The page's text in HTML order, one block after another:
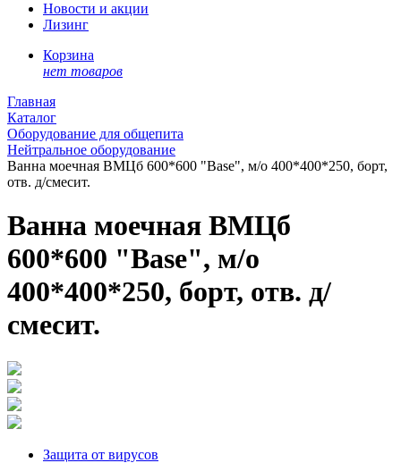
Новости и акции
Лизинг
Корзина
нет товаров
Главная
Каталог
Оборудование для общепита
Нейтральное оборудование
Ванна моечная ВМЦб 600*600 "Base", м/о 400*400*250, борт,
отв. д/смесит.
Ванна моечная ВМЦб
600*600 "Base", м/о
400*400*250, борт, отв. д/
смесит.
Защита от вирусов